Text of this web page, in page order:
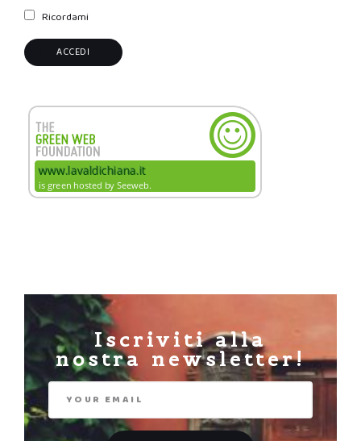
Ricordami
Iscriviti alla
nostra newsletter!